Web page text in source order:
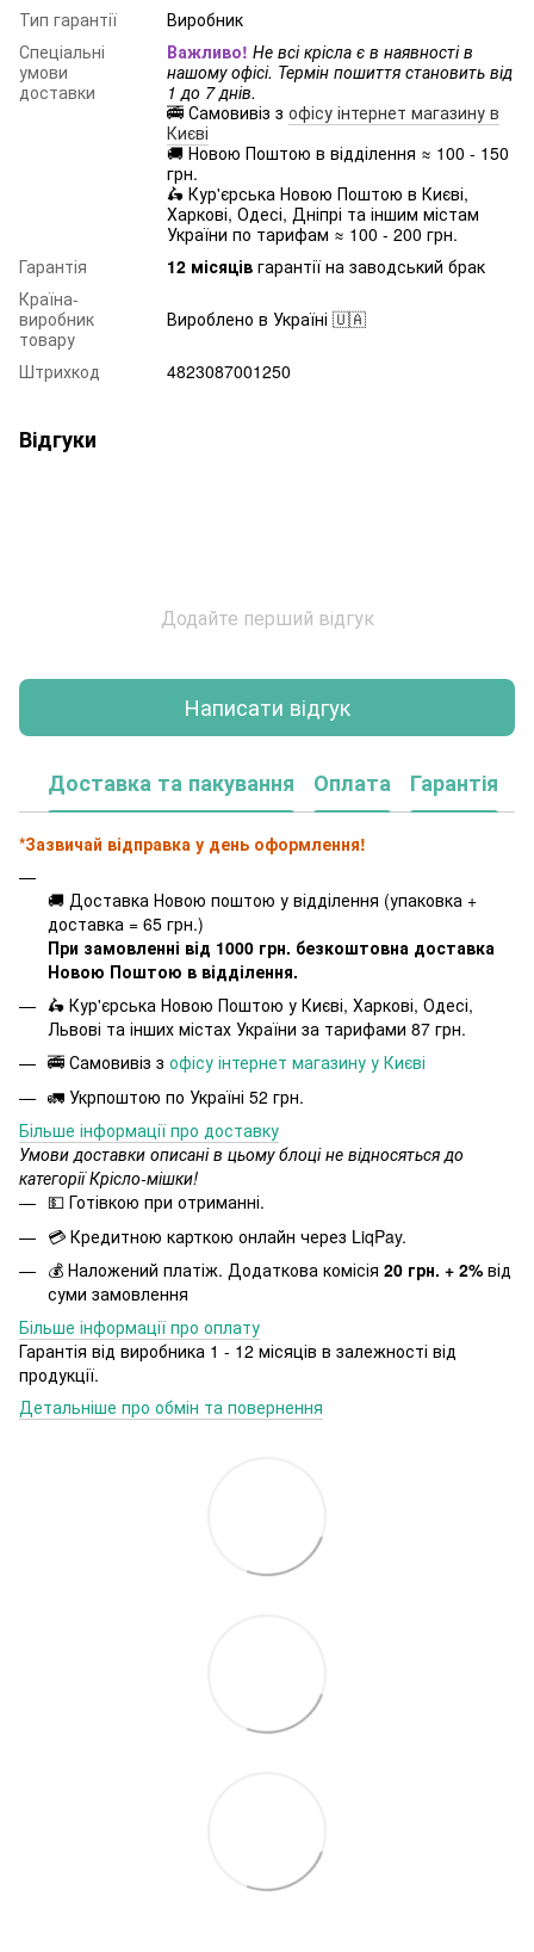
Тип гарантії
Виробник
Спеціальні
умови
доставки
Важливо! Не всі крісла є в наявності в
нашому офісі. Термін пошиття становить від
1 до 7 днів.
🚎 Самовивіз з офісу інтернет магазину в
Києві
🚚 Новою Поштою в відділення ≈ 100 - 150
грн.
🛵 Кур'єрська Новою Поштою в Києві,
Харкові, Одесі, Дніпрі та іншим містам
України по тарифам ≈ 100 - 200 грн.
Гарантія
12 місяців гарантії на заводський брак
Країна-
виробник
товару
Вироблено в Україні 🇺🇦
Штрихкод 4823087001250
Відгуки
Додайте перший відгук
Написати відгук
Доставка та пакування Оплата Гарантія
*Зазвичай відправка у день оформлення!
🚚 Доставка Новою поштою у відділення (упаковка +
доставка = 65 грн.)
При замовленні від 1000 грн. безкоштовна доставка
Новою Поштою в відділення.
🛵 Кур'єрська Новою Поштою у Києві, Харкові, Одесі,
Львові та інших містах України за тарифами 87 грн.
🚎 Самовивіз з офісу інтернет магазину у Києві
🚛 Укрпоштою по Україні 52 грн.
Більше інформації про доставку
Умови доставки описані в цьому блоці не відносяться до
категорії Крісло-мішки!
💵 Готівкою при отриманні.
💳 Кредитною карткою онлайн через LiqPay.
💰 Наложений платіж. Додаткова комісія 20 грн. + 2% від
суми замовлення
Більше інформації про оплату
Гарантія від виробника 1 - 12 місяців в залежності від
продукції.
Детальніше про обмін та повернення